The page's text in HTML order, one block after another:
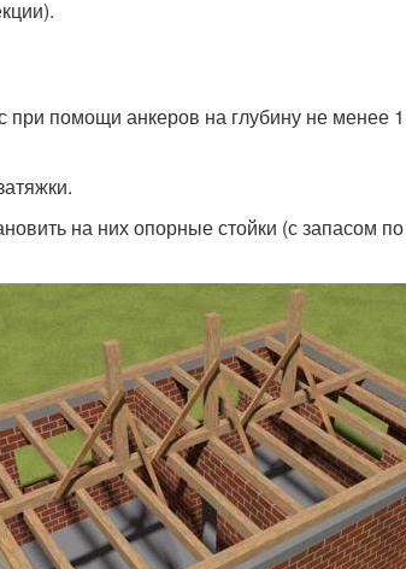
при помощи анкеров на глубину не менее
на них опорные стойки (с запасом